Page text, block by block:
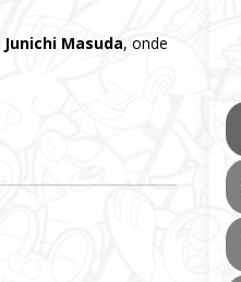
Junichi Masuda, onde